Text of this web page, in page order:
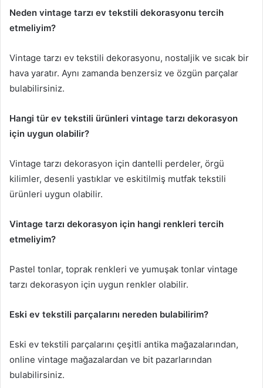
Neden vintage tarzı ev tekstili dekorasyonu tercih
etmeliyim?
Vintage tarzı ev tekstili dekorasyonu, nostaljik ve sıcak bir
hava yaratır. Aynı zamanda benzersiz ve özgün parçalar
bulabilirsiniz.
Hangi tür ev tekstili ürünleri vintage tarzı dekorasyon
için uygun olabilir?
Vintage tarzı dekorasyon için dantelli perdeler, örgü
kilimler, desenli yastıklar ve eskitilmiş mutfak tekstili
ürünleri uygun olabilir.
Vintage tarzı dekorasyon için hangi renkleri tercih
etmeliyim?
Pastel tonlar, toprak renkleri ve yumuşak tonlar vintage
tarzı dekorasyon için uygun renkler olabilir.
Eski ev tekstili parçalarını nereden bulabilirim?
Eski ev tekstili parçalarını çeşitli antika mağazalarından,
online vintage mağazalardan ve bit pazarlarından
bulabilirsiniz.